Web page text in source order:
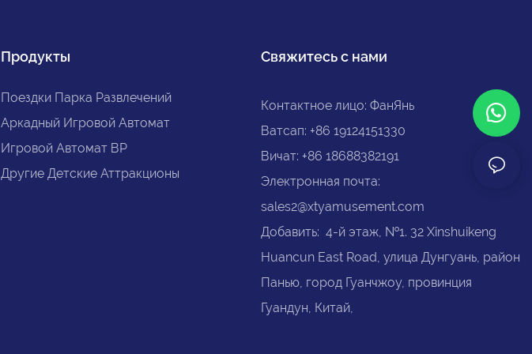
время в игровом центре.
Продукты
Поездки Парка Развлечений
Аркадный Игровой Автомат
Игровой Автомат ВР
Другие Детские Аттракционы
Свяжитесь с нами
Контактное лицо: ФанЯнь
Ватсап: +86 19124151330
Вичат: +86 18688382191
Электронная почта:
sales2@xtyamusement.com
Добавить: 4-й этаж, №1. 32 Xinshuikeng
Huancun East Road, улица Дунгуань, район
Панью, город Гуанчжоу, провинция
Гуандун, Китай,